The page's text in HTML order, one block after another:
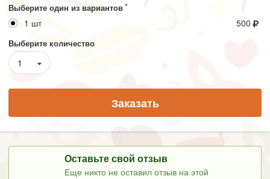
Выберите один из вариантов
1 шт 500
Выберите количество
1
Заказать
Оставьте свой отзыв
Еще никто не оставил отзыв на этой